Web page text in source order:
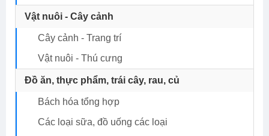
Vật nuôi - Cây cảnh
Cây cảnh - Trang trí
Vật nuôi - Thú cưng
Đồ ăn, thực phẩm, trái cây, rau, củ
Bách hóa tổng hợp
Các loại sữa, đồ uống các loại